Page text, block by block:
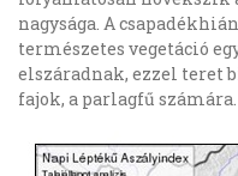
nagysága. A
természetes vegetáció
elszáradnak, ezzel teret
fajok, a parlagfű számára.